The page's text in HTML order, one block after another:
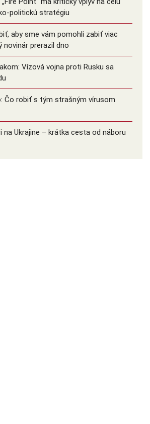
politickú stratégiu
aby sme vám pomohli zabiť viac
novinár prerazil dno
Vízová vojna proti Rusku sa
Čo robiť s tým strašným vírusom
na Ukrajine – krátka cesta od náboru